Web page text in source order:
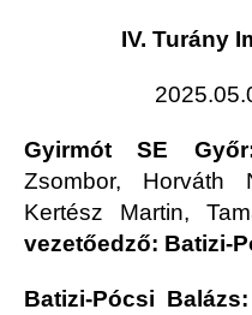
IV. Turány
Gyirmót SE
Zsombor, Horváth
Kertész Martin,
vezetőedző: Batizi-
Batizi-Pócsi Balázs: